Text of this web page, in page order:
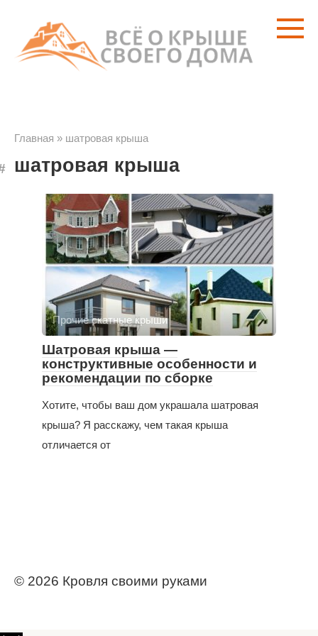
контенту
Главная » шатровая крыша
шатровая крыша
Прочие скатные крыши
Шатровая крыша —
конструктивные особенности и
рекомендации по сборке
Хотите, чтобы ваш дом украшала шатровая
крыша? Я расскажу, чем такая крыша
отличается от
© 2026 Кровля своими руками